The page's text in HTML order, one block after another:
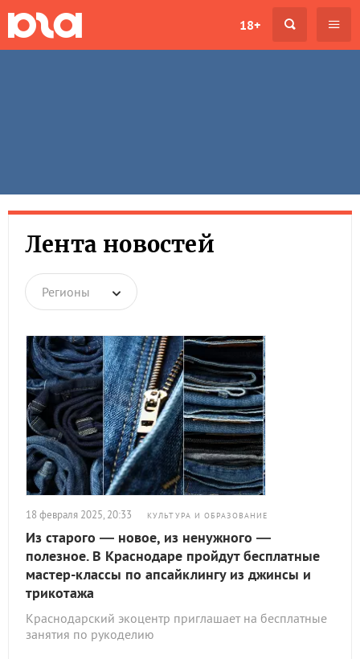
18+
Лента новостей
Регионы
18 февраля 2025, 20:33 КУЛЬТУРА И ОБРАЗОВАНИЕ
Из старого — новое, из ненужного —
полезное. В Краснодаре пройдут бесплатные
мастер-классы по апсайклингу из джинсы и
трикотажа
Краснодарский экоцентр приглашает на бесплатные
занятия по рукоделию